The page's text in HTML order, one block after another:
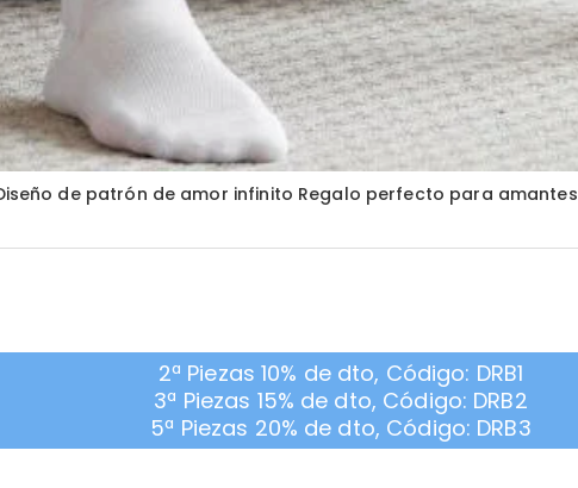
de patrón de amor infinito Regalo perfecto para amantes
2ª Piezas 10% de dto, Código: DRB1
3ª Piezas 15% de dto, Código: DRB2
5ª Piezas 20% de dto, Código: DRB3